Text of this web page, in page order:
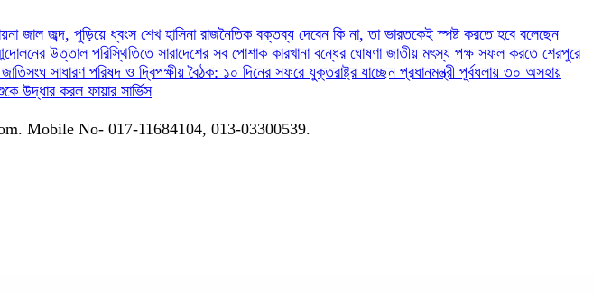
জাল জব্দ, পুড়িয়ে ধ্বংস শেখ হাসিনা রাজনৈতিক বক্তব্য দেবেন কি না, তা ভারতকেই স্পষ্ট করতে হবে বলেছেন
উত্তাল পরিস্থিতিতে সারাদেশের সব পোশাক কারখানা বন্ধের ঘোষণা জাতীয় মৎস্য পক্ষ সফল করতে শেরপুরে
জাতিসংঘ সাধারণ পরিষদ ও দ্বিপক্ষীয় বৈঠক: ১০ দিনের সফরে যুক্তরাষ্ট্র যাচ্ছেন প্রধানমন্ত্রী পূর্বধলায় ৩০ অসহায়
উদ্ধার করল ফায়ার সার্ভিস
Mobile No- 017-11684104, 013-03300539.